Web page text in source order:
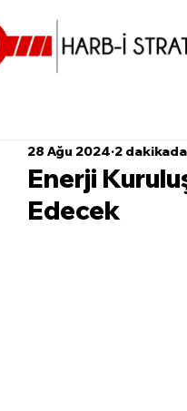
Enerji
Edecek
28 Ağu 2024 2